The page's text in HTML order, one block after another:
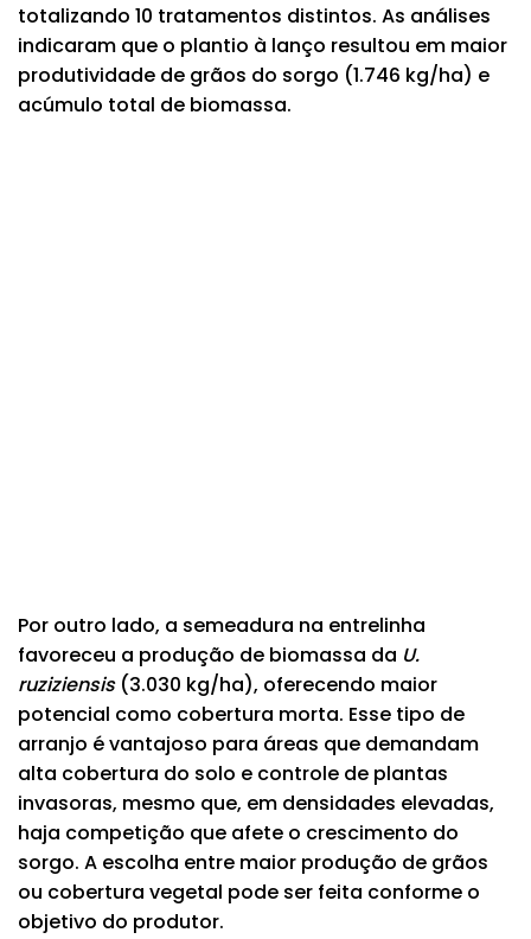
totalizando 10 tratamentos distintos. As análises
indicaram que o plantio à lanço resultou em maior
produtividade de grãos do sorgo (1.746 kg/ha) e
acúmulo total de biomassa.
Por outro lado, a semeadura na entrelinha
favoreceu a produção de biomassa da U.
ruziziensis(3.030 kg/ha), oferecendo maior
potencial como cobertura morta. Esse tipo de
arranjo é vantajoso para áreas que demandam
alta cobertura do solo e controle de plantas
invasoras, mesmo que, em densidades elevadas,
haja competição que afete o crescimento do
sorgo. A escolha entre maior produção de grãos
ou cobertura vegetal pode ser feita conforme o
objetivo do produtor.